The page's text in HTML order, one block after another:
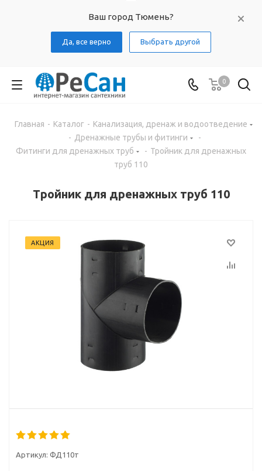
Ваш город Тюмень?
Да, все верно Выбрать другой
0
Главная - Каталог - Канализация, дренаж и водоотведение
- Дренажные трубы и фитинги
-
Фитинги для дренажных труб
- Тройник для дренажных
труб 110
Тройник для дренажных труб 110
АКЦИЯ
Артикул: ФД110т